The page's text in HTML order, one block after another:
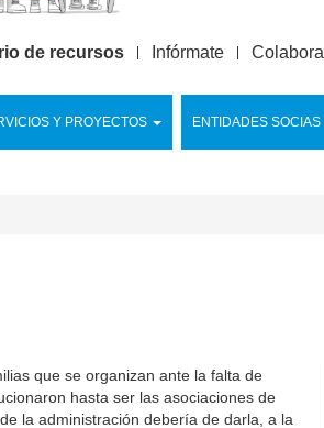
Y PROYECTOS ENTIDADES SOCIAS
de recursos Infórmate Colabora
que se organizan ante la falta de
hasta ser las asociaciones de
la administración debería de darla, a la